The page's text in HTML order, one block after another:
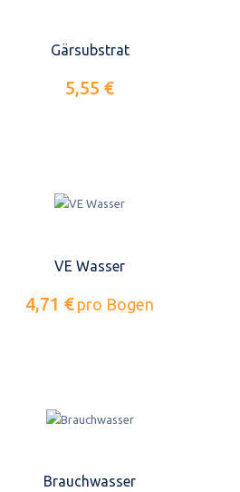
Gärsubstrat
5,55 €
VE Wasser
4,71 € pro Bogen
Brauchwasser